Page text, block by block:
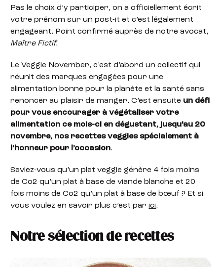
Pas le choix d’y participer, on a officiellement écrit
votre prénom sur un post-it et c’est légalement
engageant. Point confirmé auprès de notre avocat,
Maître Fictif.
Le Veggie November, c’est d’abord un collectif qui
réunit des marques engagées pour une
alimentation bonne pour la planète et la santé sans
renoncer au plaisir de manger. C’est ensuite un défi
pour vous encourager à végétaliser votre
alimentation ce mois-ci en dégustant, jusqu’au 20
novembre, nos recettes veggies spécialement à
l’honneur pour l’occasion.
Saviez-vous qu’un plat veggie génère 4 fois moins
de Co2 qu’un plat à base de viande blanche et 20
fois moins de Co2 qu’un plat à base de bœuf ? Et si
vous voulez en savoir plus c’est parici.
Notre sélection de recettes